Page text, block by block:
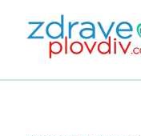
съдържанието